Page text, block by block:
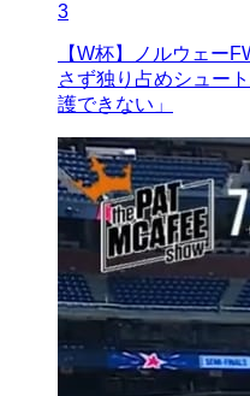
3
【W杯】ノルウェー
さず独り占めシュー
護できない」